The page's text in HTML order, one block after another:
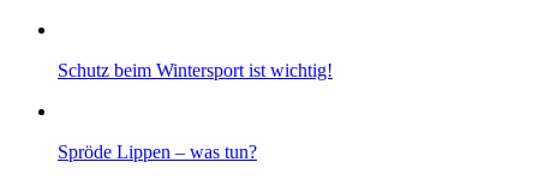
Schutz beim Wintersport ist wichtig!
Spröde Lippen – was tun?